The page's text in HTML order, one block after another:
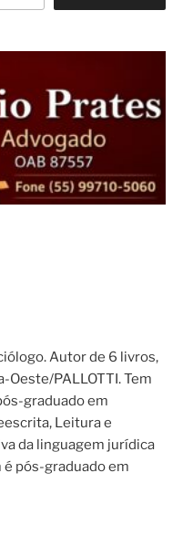
Autor de 6 livros,
PALLOTTI. Tem
graduado em
Leitura e
da linguagem jurídica
pós-graduado em